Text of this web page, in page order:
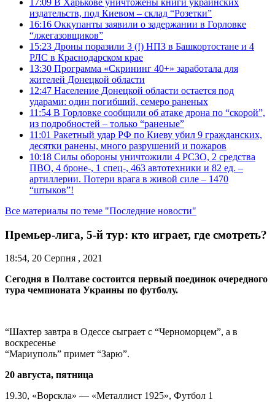
издательств, под Киевом – склад “Розетки”
16:16 Оккупанты заявили о задержании в Горловке
“лжегазовщиков”
15:23 Дроны поразили 3 (!) НПЗ в Башкортостане и 4
РЛС в Краснодарском крае
13:30 Программа «Скрининг 40+» заработала для
жителей Донецкой области
12:47 Население Донецкой области остается под
ударами: один погибший, семеро раненых
11:54 В Горловке сообщили об атаке дрона по “скорой”,
из подробностей – только “раненые”
11:01 Ракетный удар РФ по Киеву убил 9 гражданских,
десятки ранены, много разрушений и пожаров
10:18 Силы обороны уничтожили 4 РСЗО, 2 средства
ПВО, 4 броне-, 1 спец-, 463 автотехники и 82 ед. –
артиллерии. Потери врага в живой силе – 1470
“штыков”!
Все материалы по теме "Последние новости"
Премьер-лига, 5-й тур: кто играет, где смотреть?
18:54, 20 Серпня , 2021
Cегодня в Полтаве состоится первый поединок очередного
тура чемпионата Украины по футболу.
“Шахтер завтра в Одессе сыграет с “Черноморцем”, а в
воскресенье
“Мариуполь” примет “Зарю”.
20 августа, пятница
19.30, «Ворскла» — «Металлист 1925», Футбол 1